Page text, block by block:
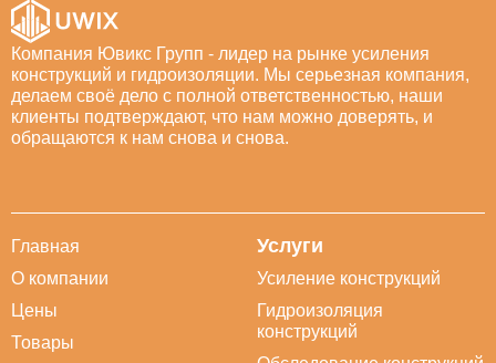
Компания Ювикс Групп - лидер на рынке усиления
конструкций и гидроизоляции. Мы серьезная компания,
делаем своё дело с полной ответственностью, наши
клиенты подтверждают, что нам можно доверять, и
обращаются к нам снова и снова.
Главная
О компании
Цены
Товары
Услуги
Усиление конструкций
Гидроизоляция
конструкций